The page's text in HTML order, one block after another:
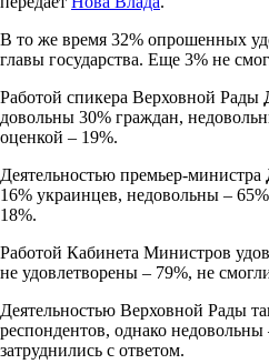
В то же время 32% опрошенных
главы государства. Еще 3% не
Работой спикера Верховной Рады
довольны 30% граждан,
оценкой – 19%.
Деятельностью премьер-министра
16% украинцев, недовольны –
18%.
Работой Кабинета Министров
не удовлетворены – 79%, не
Деятельностью Верховной Рады
респондентов, однако
затруднились с ответом.